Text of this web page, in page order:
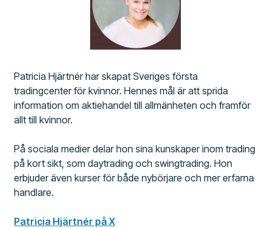
Patricia Hjärtnér har skapat Sveriges första
tradingcenter för kvinnor. Hennes mål är att sprida
information om aktiehandel till allmänheten och framför
allt till kvinnor.
På sociala medier delar hon sina kunskaper inom trading
på kort sikt, som daytrading och swingtrading. Hon
erbjuder även kurser för både nybörjare och mer erfarna
handlare.
Patricia Hjärtnér på X